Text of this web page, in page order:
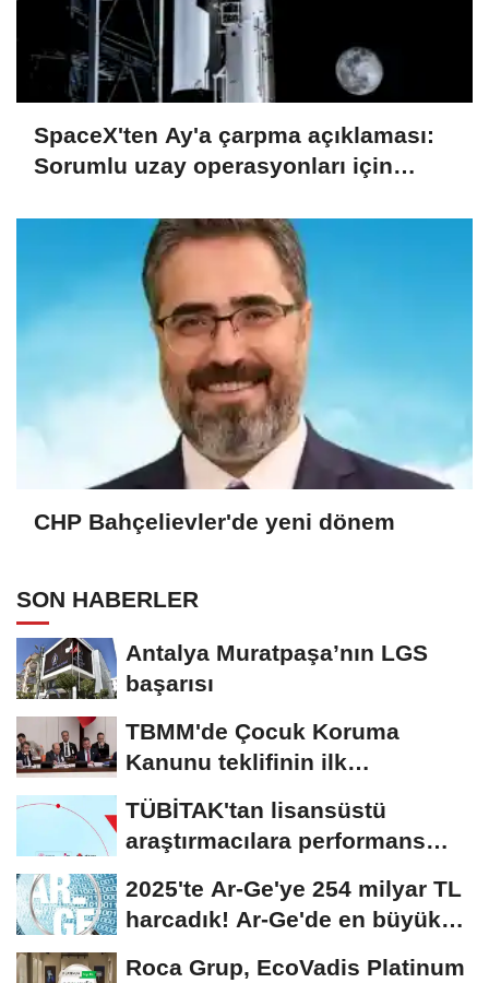
SpaceX'ten Ay'a çarpma açıklaması:
Sorumlu uzay operasyonları için
CHP Bahçelievler'de yeni dönem
SON HABERLER
Antalya Muratpaşa’nın LGS
başarısı
TBMM'de Çocuk Koruma
Kanunu teklifinin ilk
görüşmeleri tamamlandı
TÜBİTAK'tan lisansüstü
araştırmacılara performans
2025'te Ar-Ge'ye 254 milyar TL
harcadık! Ar-Ge'de en büyük
Roca Grup, EcoVadis Platinum